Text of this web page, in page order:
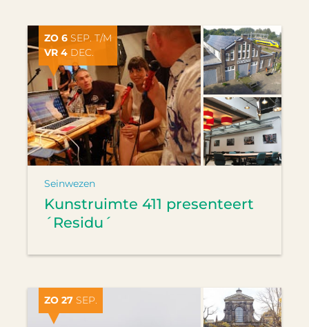
ZO 6 SEP. T/M
VR 4 DEC.
Seinwezen
Kunstruimte 411 presenteert
´Residu´
ZO 27 SEP.